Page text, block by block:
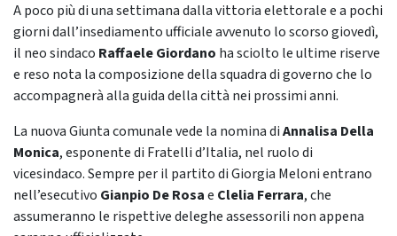
A poco più di una settimana dalla vittoria elettorale e a pochi
giorni dall’insediamento ufficiale avvenuto lo scorso giovedì,
il neo sindaco Raffaele Giordano ha sciolto le ultime riserve
e reso nota la composizione della squadra di governo che lo
accompagnerà alla guida della città nei prossimi anni.
La nuova Giunta comunale vede la nomina diAnnalisa Della
Monica, esponente di Fratelli d’Italia, nel ruolo di
vicesindaco. Sempre per il partito di Giorgia Meloni entrano
nell’esecutivo Gianpio De Rosae Clelia Ferrara, che
assumeranno le rispettive deleghe assessorili non appena